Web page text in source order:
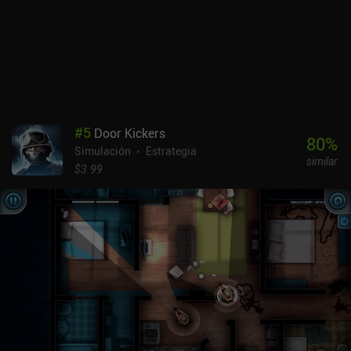
a partir de piezas de nuestra fábrica y compartirlos con el
mundo.Builderment se monetiza mediante iAPs para monedas y
gemas. Estas últimas se usan para varios objetos premium sólo
cosméticos que no afectan a la jugabilidad. Pero si disfrutas con
este simulador de fábrica de alta calidad, te recomiendo que
compres la "Configuración avanzada del mundo", que te permite
ajustar tus mundos. El juego puede proporcionar fácilmente
cientos de horas de juego entretenido.
#5 Door Kickers
Simulación
Estrategia
$3.99
80%
similar